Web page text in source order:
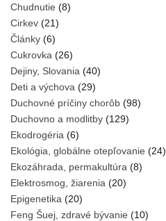
Chudnutie (8)
Cirkev (21)
Články (6)
Cukrovka (26)
Dejiny, Slovania (40)
Deti a výchova (29)
Duchovné príčiny chorôb (98)
Duchovno a modlitby (129)
Ekodrogéria (6)
Ekológia, globálne otepľovanie (24)
Ekozáhrada, permakultúra (8)
Elektrosmog, žiarenia (20)
Epigenetika (20)
Feng Šuej, zdravé bývanie (10)